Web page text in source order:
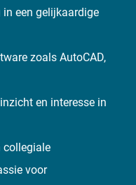
een gelijkaardige
zoals AutoCAD,
en interesse in
collegiale
voor